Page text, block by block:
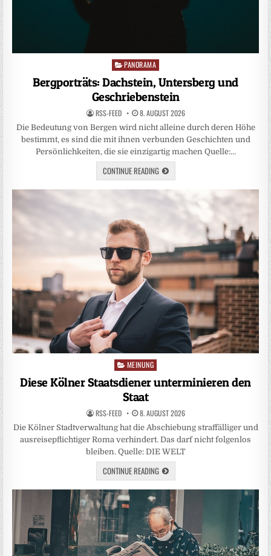
Posted
PANORAMA
Bergporträts: Dachstein, Untersberg und
Geschriebenstein
RSS-FEED 8. AUGUST 2026
Die Bedeutung von Bergen wird nicht alleine durch deren Höhe
bestimmt, es sind die mit ihnen verbunden Geschichten und
Persönlichkeiten, die sie einzigartig machen Quelle:…
CONTINUE READING
PostedMEINUNG
Diese Kölner Staatsdiener unterminieren den
Staat
RSS-FEED 8. AUGUST 2026
Die Kölner Stadtverwaltung hat die Abschiebung straffälliger und
ausreisepflichtiger Roma verhindert. Das darf nicht folgenlos
bleiben. Quelle: DIE WELT
CONTINUE READING